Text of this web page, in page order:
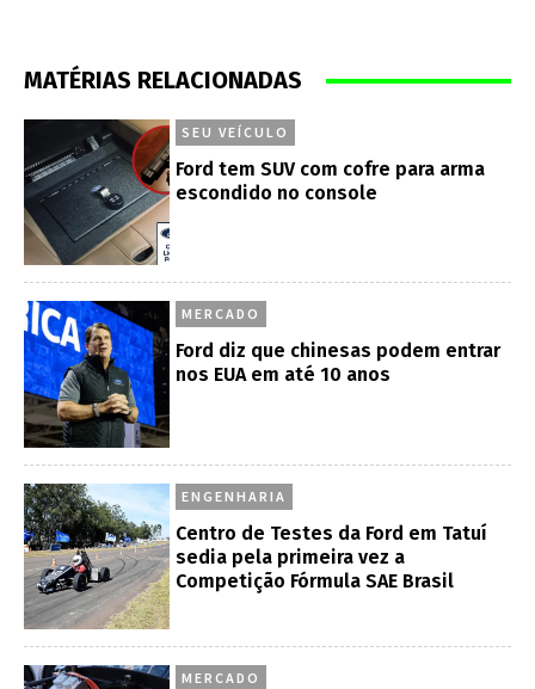
MATÉRIAS RELACIONADAS
SEU VEÍCULO
Ford tem SUV com cofre para arma
escondido no console
MERCADO
Ford diz que chinesas podem entrar
nos EUA em até 10 anos
ENGENHARIA
Centro de Testes da Ford em Tatuí
sedia pela primeira vez a
Competição Fórmula SAE Brasil
MERCADO